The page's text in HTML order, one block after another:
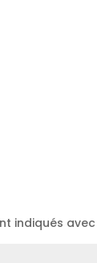
indiqués avec